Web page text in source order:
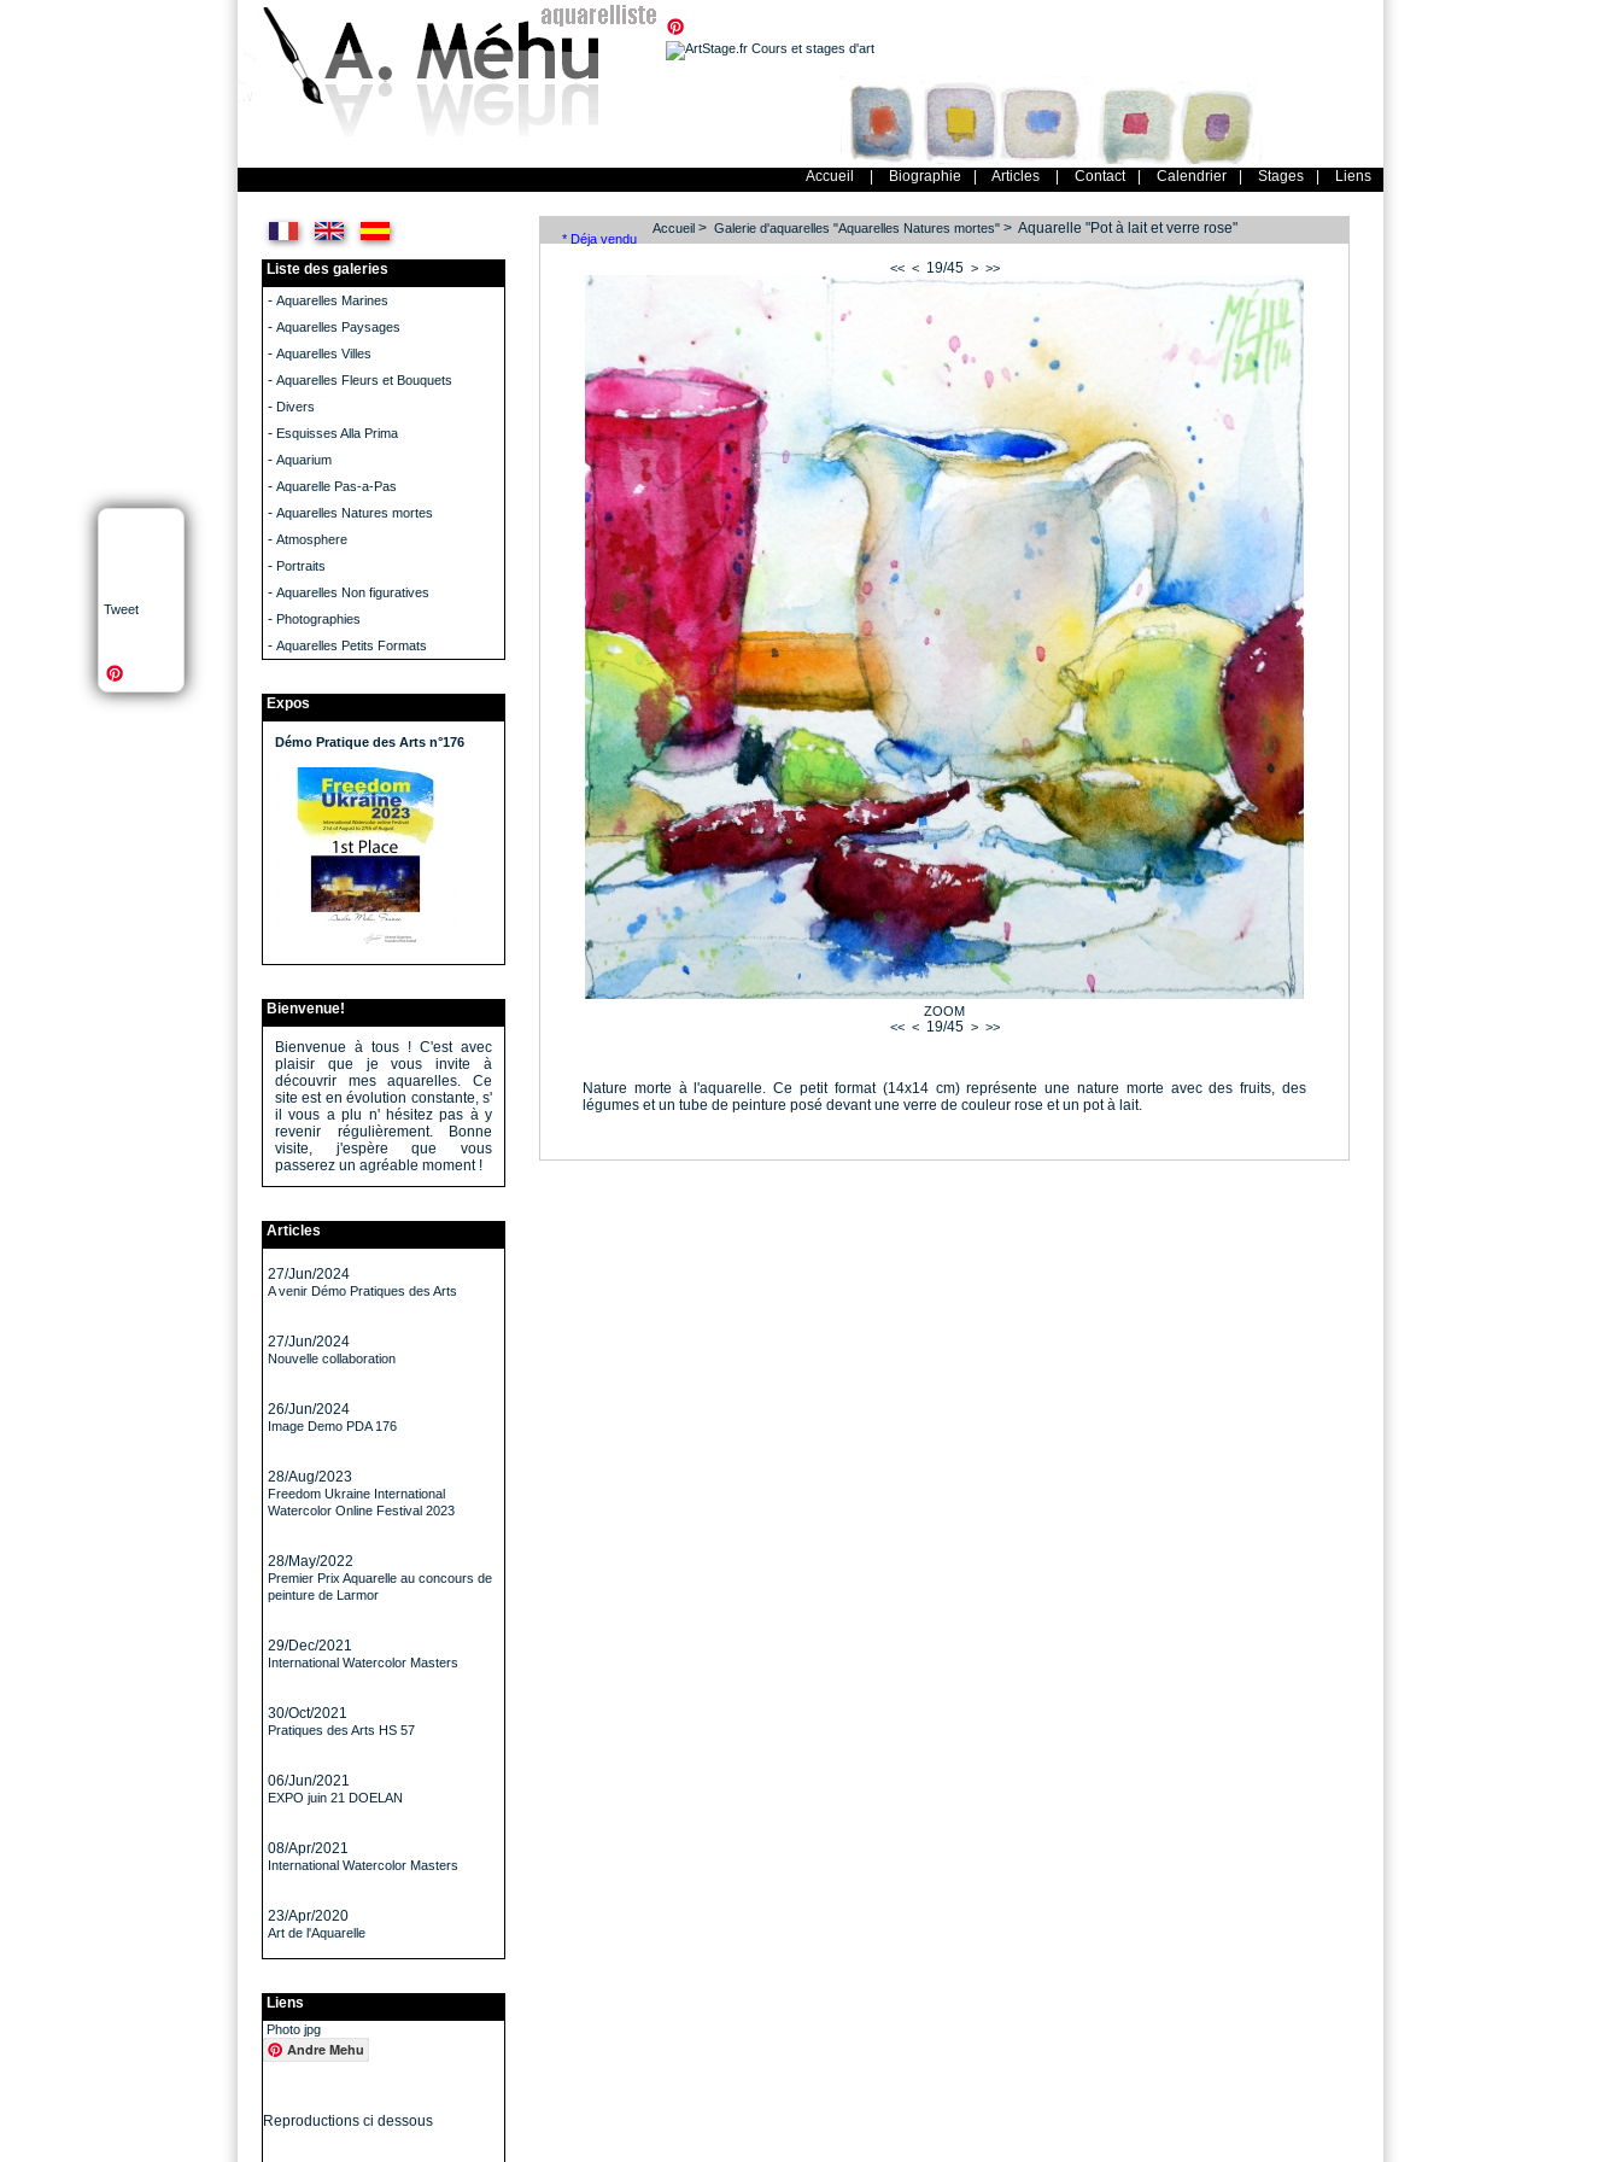
Tweet
Accueil Biographie Articles Contact Calendrier Stages Liens
Liste des galeries
- Aquarelles Marines
- Aquarelles Paysages
- Aquarelles Villes
- Aquarelles Fleurs et Bouquets
- Divers
- Esquisses Alla Prima
- Aquarium
- Aquarelle Pas-a-Pas
- Aquarelles Natures mortes
- Atmosphere
- Portraits
- Aquarelles Non figuratives
- Photographies
- Aquarelles Petits Formats
Expos
Démo Pratique des Arts n°176
Bienvenue!
Bienvenue à tous ! C'est avec
plaisir que je vous invite à
découvrir mes aquarelles. Ce
site est en évolution constante, s'
il vous a plu n' hésitez pas à y
revenir régulièrement. Bonne
visite, j'espère que vous
passerez un agréable moment !
Articles
27/Jun/2024
A venir Démo Pratiques des Arts
27/Jun/2024
Nouvelle collaboration
26/Jun/2024
Image Demo PDA 176
28/Aug/2023
Freedom Ukraine International
Watercolor Online Festival 2023
28/May/2022
Premier Prix Aquarelle au concours de
peinture de Larmor
29/Dec/2021
International Watercolor Masters
30/Oct/2021
Pratiques des Arts HS 57
06/Jun/2021
EXPO juin 21 DOELAN
08/Apr/2021
International Watercolor Masters
23/Apr/2020
Art de l'Aquarelle
Liens
Photo jpg
Andre Mehu
Reproductions ci dessous
Accueil> Galerie d'aquarelles "Aquarelles Natures mortes"> Aquarelle "Pot à lait et verre rose"
* Déja vendu
<< <19/45 > >>
ZOOM
<< <19/45 > >>
Nature morte à l'aquarelle. Ce petit format (14x14 cm) représente une nature morte avec des fruits, des
légumes et un tube de peinture posé devant une verre de couleur rose et un pot à lait.